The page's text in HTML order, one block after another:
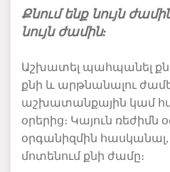
Քնում ենք նույն
նույն ժամին:
Աշխատել պահպանել քնի
քնի և արթնանալու
աշխատանքային կամ
օրերից։ Կայուն ռեժիմն
օրգանիզմին հասկանալ,
մոտենում քնի ժամը։